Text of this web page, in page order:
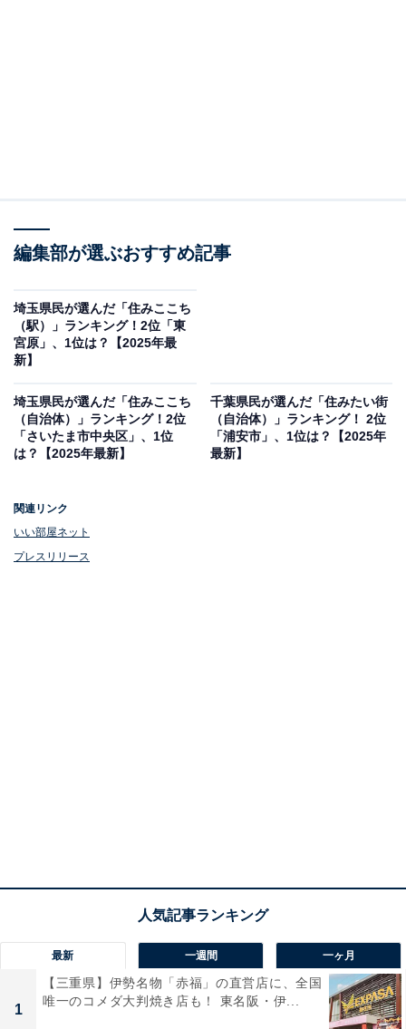
編集部が選ぶおすすめ記事
埼玉県民が選んだ「住みここち
（駅）」ランキング！2位「東
宮原」、1位は？【2025年最
新】
埼玉県民が選んだ「住みここち
（自治体）」ランキング！2位
「さいたま市中央区」、1位
は？【2025年最新】
千葉県民が選んだ「住みたい街
（自治体）」ランキング！ 2位
「浦安市」、1位は？【2025年
最新】
関連リンク
いい部屋ネット
プレスリリース
最新 一週間 一ヶ月
1
【三重県】伊勢名物「赤福」の直営店に、全国
唯一のコメダ大判焼き店も！ 東名阪・伊...